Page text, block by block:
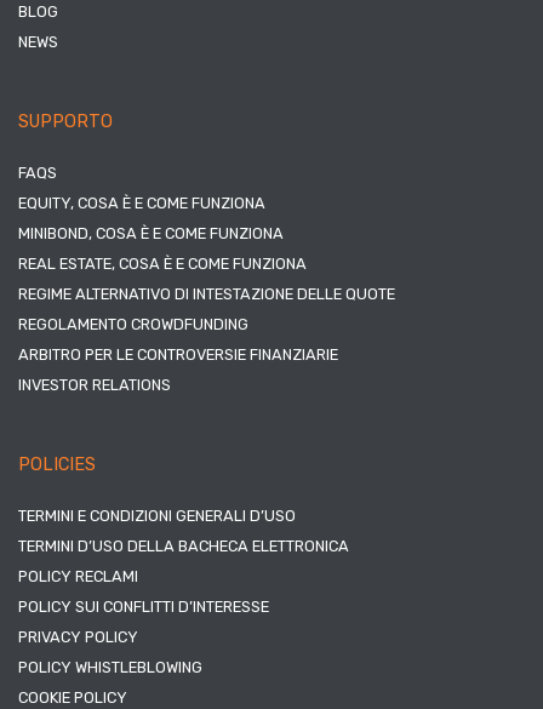
BLOG
NEWS
SUPPORTO
FAQS
EQUITY, COSA È E COME FUNZIONA
MINIBOND, COSA È E COME FUNZIONA
REAL ESTATE, COSA È E COME FUNZIONA
REGIME ALTERNATIVO DI INTESTAZIONE DELLE QUOTE
REGOLAMENTO CROWDFUNDING
ARBITRO PER LE CONTROVERSIE FINANZIARIE
INVESTOR RELATIONS
POLICIES
TERMINI E CONDIZIONI GENERALI D’USO
TERMINI D’USO DELLA BACHECA ELETTRONICA
POLICY RECLAMI
POLICY SUI CONFLITTI D’INTERESSE
PRIVACY POLICY
POLICY WHISTLEBLOWING
COOKIE POLICY